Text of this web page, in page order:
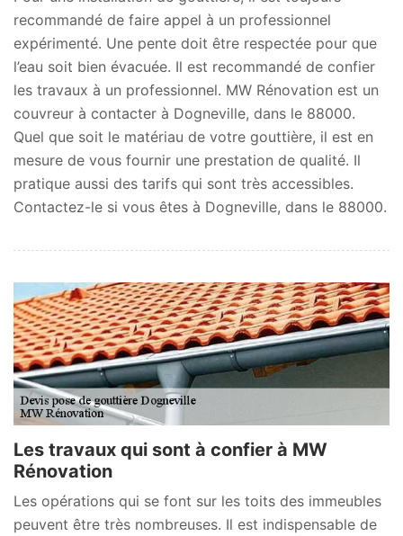
recommandé de faire appel à un professionnel
expérimenté. Une pente doit être respectée pour que
l’eau soit bien évacuée. Il est recommandé de confier
les travaux à un professionnel. MW Rénovation est un
couvreur à contacter à Dogneville, dans le 88000.
Quel que soit le matériau de votre gouttière, il est en
mesure de vous fournir une prestation de qualité. Il
pratique aussi des tarifs qui sont très accessibles.
Contactez-le si vous êtes à Dogneville, dans le 88000.
Les travaux qui sont à confier à MW
Rénovation
Les opérations qui se font sur les toits des immeubles
peuvent être très nombreuses. Il est indispensable de